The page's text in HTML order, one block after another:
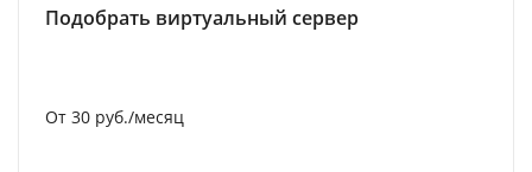
Подобрать виртуальный сервер
От 30 руб./месяц